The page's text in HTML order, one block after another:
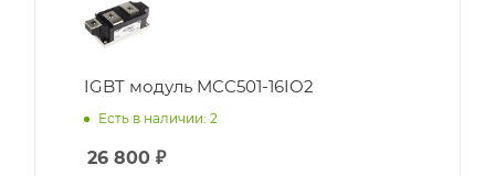
IGBT модуль MCC501-16IO2
Есть в наличии: 2
26 800 ₽